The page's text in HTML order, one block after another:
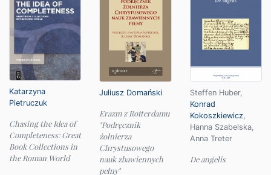
Katarzyna
Pietruczuk
Chasing the Idea of
Completeness: Great
Book Collections in
the Roman World
Juliusz Domański
Erazm z Rotterdamu
"Podręcznik
żołnierza
Chrystusowego
nauk zbawiennych
pełny"
Steffen Huber,
Konrad
Kokoszkiewicz,
Hanna Szabelska,
Anna Treter
De angelis